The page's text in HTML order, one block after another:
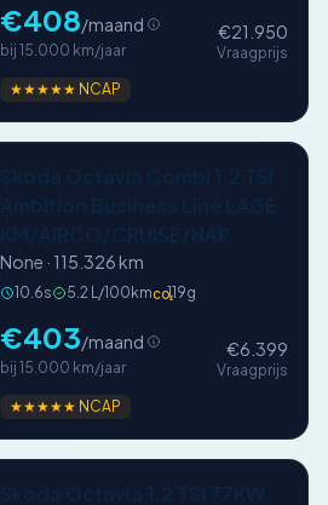
€408/maand
bij 15.000 km/jaar
€21.950
Vraagprijs
★★★★★ NCAP
None · 115.326 km
10.6s 5.2 L/100kmCO₂119g
€403/maand
bij 15.000 km/jaar
€6.399
Vraagprijs
★★★★★ NCAP